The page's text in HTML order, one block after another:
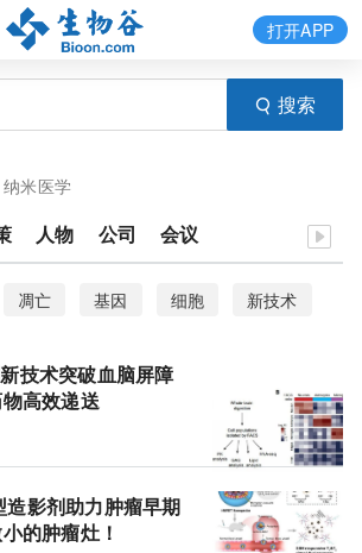
搜索
打开APP
纳米医学
人物 公司 会议
凋亡 基因 细胞
新技术
白质药物
糖尿病
技术突破血脑屏障
高效递送
影剂助力肿瘤早期
的肿瘤灶！